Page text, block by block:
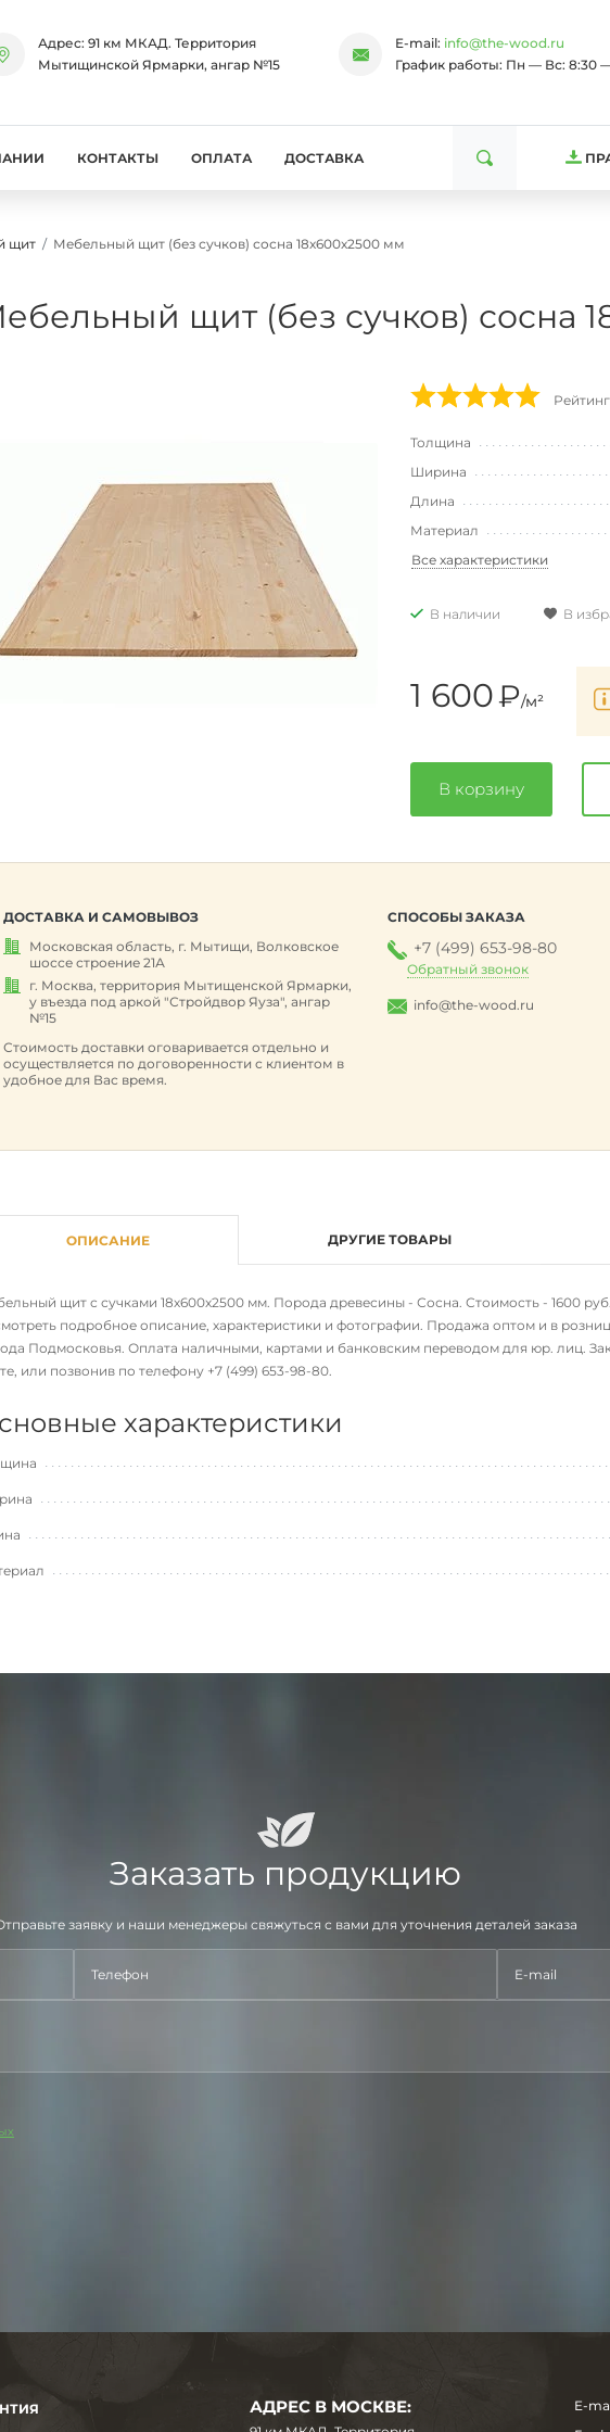
Адрес: 91 км МКАД. Территория
Мытищинской Ярмарки, ангар №15
E-mail: info@the-wood.ru
График работы: Пн — Вс: 8:30
КОНТАКТЫ ОПЛАТА ДОСТАВКА
щит Мебельный щит (без сучков) сосна 18х600х2500 мм
щит (без сучков) сосна
Толщина
Ширина
Длина
Материал
Все характеристики
В наличии В
1 600₽/м²
В корзину
ДОСТАВКА И САМОВЫВОЗ
Московская область, г. Мытищи, Волковское
шоссе строение 21А
г. Москва, территория Мытищенской Ярмарки,
у въезда под аркой "Стройдвор Яуза", ангар
№15
Стоимость доставки оговаривается отдельно и
осуществляется по договоренности с клиентом в
удобное для Вас время.
СПОСОБЫ ЗАКАЗА
+7 (499) 653-98-80
Обратный звонок
info@the-wood.ru
ОПИСАНИЕ
щит с сучками 18х600х2500 мм. Порода древесины - Сосна. Стоимость - 1600
подробное описание, характеристики и фотографии. Продажа оптом и в
Подмосковья. Оплата наличными, картами и банковским переводом для юр. лиц.
или позвонив по телефону +7 (499) 653-98-80.
характеристики
ДРУГИЕ ТОВАРЫ
Заказать продукцию
заявку и наши менеджеры свяжуться с вами для уточнения деталей заказа
АДРЕС В МОСКВЕ: E-